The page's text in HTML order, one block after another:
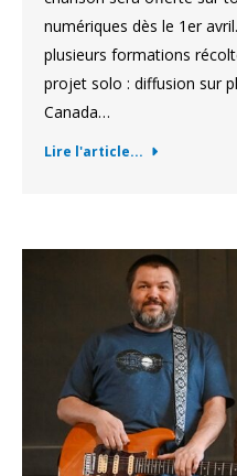
numériques dès le 1er
plusieurs formations
projet solo : diffusion sur
Canada…
Lire l'article...